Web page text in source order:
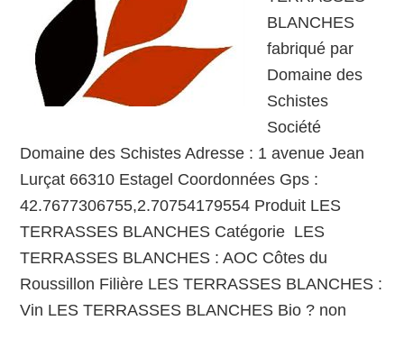
BLANCHES
fabriqué par
Domaine des
Schistes
Société
Domaine des Schistes Adresse : 1 avenue Jean
Lurçat 66310 Estagel Coordonnées Gps :
42.7677306755,2.70754179554 Produit LES
TERRASSES BLANCHES Catégorie LES
TERRASSES BLANCHES : AOC Côtes du
Roussillon Filière LES TERRASSES BLANCHES :
Vin LES TERRASSES BLANCHES Bio ? non